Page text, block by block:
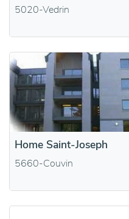
5020-Vedrin
Home Saint-Joseph
5660-Couvin